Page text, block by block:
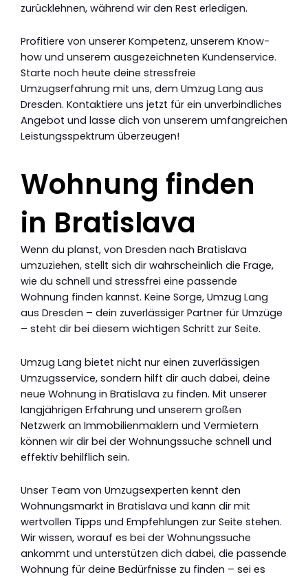
zurücklehnen, während wir den Rest erledigen.
Profitiere von unserer Kompetenz, unserem Know-
how und unserem ausgezeichneten Kundenservice.
Starte noch heute deine stressfreie
Umzugserfahrung mit uns, dem Umzug Lang aus
Dresden. Kontaktiere uns jetzt für ein unverbindliches
Angebot und lasse dich von unserem umfangreichen
Leistungsspektrum überzeugen!
Wohnung finden
in Bratislava
Wenn du planst, von Dresden nach Bratislava
umzuziehen, stellt sich dir wahrscheinlich die Frage,
wie du schnell und stressfrei eine passende
Wohnung finden kannst. Keine Sorge, Umzug Lang
aus Dresden – dein zuverlässiger Partner für Umzüge
– steht dir bei diesem wichtigen Schritt zur Seite.
Umzug Lang bietet nicht nur einen zuverlässigen
Umzugsservice, sondern hilft dir auch dabei, deine
neue Wohnung in Bratislava zu finden. Mit unserer
langjährigen Erfahrung und unserem großen
Netzwerk an Immobilienmaklern und Vermietern
können wir dir bei der Wohnungssuche schnell und
effektiv behilflich sein.
Unser Team von Umzugsexperten kennt den
Wohnungsmarkt in Bratislava und kann dir mit
wertvollen Tipps und Empfehlungen zur Seite stehen.
Wir wissen, worauf es bei der Wohnungssuche
ankommt und unterstützen dich dabei, die passende
Wohnung für deine Bedürfnisse zu finden – sei es